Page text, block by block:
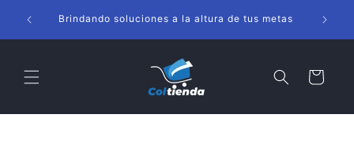
directamenteBrindando soluciones a la altura de tus metas
Carrito